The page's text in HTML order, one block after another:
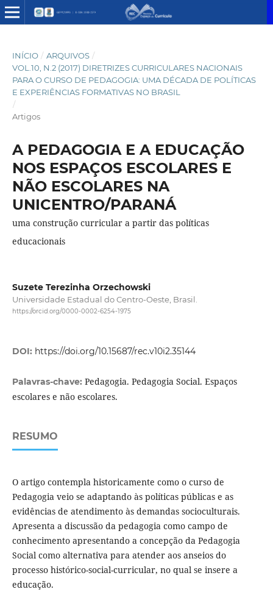
INÍCIO / ARQUIVOS /
VOL.10, N.2 (2017) DIRETRIZES CURRICULARES NACIONAIS
PARA O CURSO DE PEDAGOGIA: UMA DÉCADA DE POLÍTICAS
E EXPERIÊNCIAS FORMATIVAS NO BRASIL
/
Artigos
A PEDAGOGIA E A EDUCAÇÃO
NOS ESPAÇOS ESCOLARES E
NÃO ESCOLARES NA
UNICENTRO/PARANÁ
uma construção curricular a partir das políticas
educacionais
Suzete Terezinha Orzechowski
Universidade Estadual do Centro-Oeste, Brasil.
https://orcid.org/0000-0002-6254-1975
DOI: https://doi.org/10.15687/rec.v10i2.35144
Palavras-chave: Pedagogia. Pedagogia Social. Espaços
escolares e não escolares.
RESUMO
O artigo contempla historicamente como o curso de
Pedagogia veio se adaptando às políticas públicas e as
evidências de atendimento às demandas socioculturais.
Apresenta a discussão da pedagogia como campo de
conhecimento apresentando a concepção da Pedagogia
Social como alternativa para atender aos anseios do
processo histórico-social-curricular, no qual se insere a
educação.